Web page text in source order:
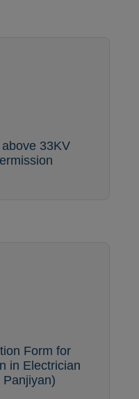
33KV
Form for
in Electrician